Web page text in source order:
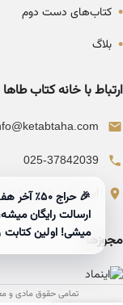
• کتاب‌های دست دوم
• بلاگ
ارتباط با خانه کتاب طاها
025-37842039
ایران، قم، بلوار
مجوزها
تمامی حقوق مادی و
میشی! اولین